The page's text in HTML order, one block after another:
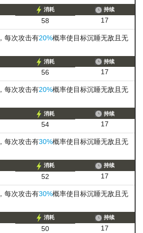
消耗
58
持续
17
，每次攻击有20%概率使目标沉睡无敌且无
消耗
56
持续
17
，每次攻击有20%概率使目标沉睡无敌且无
消耗
54
持续
17
，每次攻击有30%概率使目标沉睡无敌且无
消耗
52
持续
17
，每次攻击有30%概率使目标沉睡无敌且无
消耗
50
持续
17